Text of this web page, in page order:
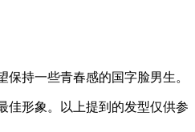
持一些青春感的国字脸男生。
佳形象。以上提到的发型仅供参